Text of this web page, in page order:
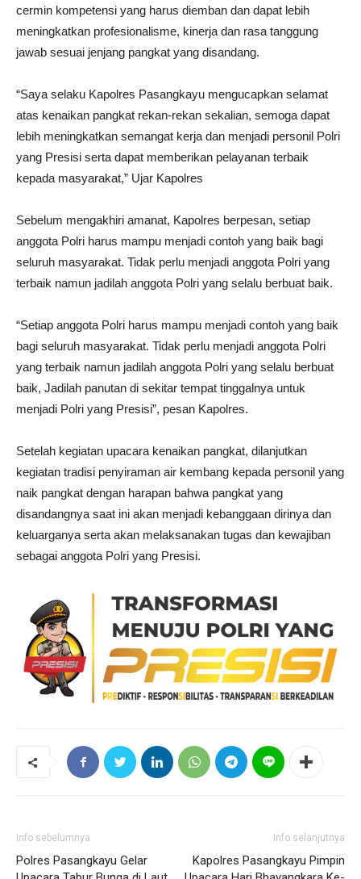
cermin kompetensi yang harus diemban dan dapat lebih
meningkatkan profesionalisme, kinerja dan rasa tanggung
jawab sesuai jenjang pangkat yang disandang.
“Saya selaku Kapolres Pasangkayu mengucapkan selamat
atas kenaikan pangkat rekan-rekan sekalian, semoga dapat
lebih meningkatkan semangat kerja dan menjadi personil Polri
yang Presisi serta dapat memberikan pelayanan terbaik
kepada masyarakat,” Ujar Kapolres
Sebelum mengakhiri amanat, Kapolres berpesan, setiap
anggota Polri harus mampu menjadi contoh yang baik bagi
seluruh masyarakat. Tidak perlu menjadi anggota Polri yang
terbaik namun jadilah anggota Polri yang selalu berbuat baik.
“Setiap anggota Polri harus mampu menjadi contoh yang baik
bagi seluruh masyarakat. Tidak perlu menjadi anggota Polri
yang terbaik namun jadilah anggota Polri yang selalu berbuat
baik, Jadilah panutan di sekitar tempat tinggalnya untuk
menjadi Polri yang Presisi”, pesan Kapolres.
Setelah kegiatan upacara kenaikan pangkat, dilanjutkan
kegiatan tradisi penyiraman air kembang kepada personil yang
naik pangkat dengan harapan bahwa pangkat yang
disandangnya saat ini akan menjadi kebanggaan dirinya dan
keluarganya serta akan melaksanakan tugas dan kewajiban
sebagai anggota Polri yang Presisi.
Info sebelumnya
Polres Pasangkayu Gelar
Info selanjutnya
Kapolres Pasangkayu Pimpin